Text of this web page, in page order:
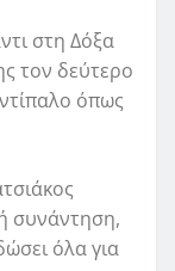
στη Δόξα
τον δεύτερο
όπως
συνάντηση,
όλα για